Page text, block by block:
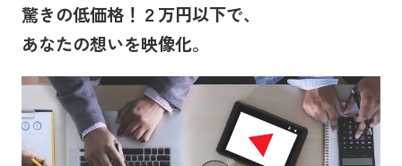
驚きの低価格！２万円以下で、
あなたの想いを映像化。